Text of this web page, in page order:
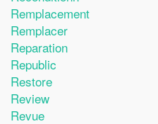
Remplacement
Remplacer
Reparation
Republic
Restore
Review
Revue